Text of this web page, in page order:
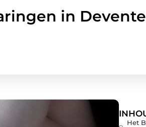
in
Het